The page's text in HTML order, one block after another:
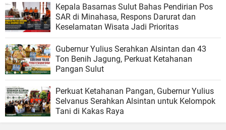
Kepala Basarnas Sulut Bahas Pendirian Pos
SAR di Minahasa, Respons Darurat dan
Keselamatan Wisata Jadi Prioritas
Gubernur Yulius Serahkan Alsintan dan 43
Ton Benih Jagung, Perkuat Ketahanan
Pangan Sulut
Perkuat Ketahanan Pangan, Gubernur Yulius
Selvanus Serahkan Alsintan untuk Kelompok
Tani di Kakas Raya